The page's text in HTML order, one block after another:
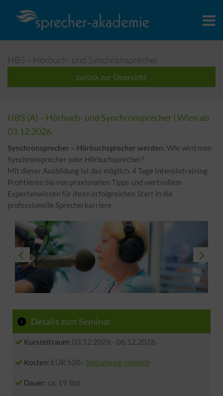
HBS – Hörbuch- und Synchronsprecher
zurück zur Übersicht
HBS (A) – Hörbuch- und Synchronsprecher | Wien ab
03.12.2026
Synchronsprecher – Hörbuchsprecher werden: Wie wird man
Synchronsprecher oder Hörbuchsprecher?
Mit dieser Ausbildung ist das möglich. 4 Tage Intensivtraining.
Profitieren Sie von praxisnahen Tipps und wertvollem
Expertenwissen für Ihren erfolgreichen Start in die
professionelle Sprecherkarriere.
Details zum Seminar
Kurszeitraum: 03.12.2026 - 06.12.2026
Kosten: EUR 520,- Teilzahlung möglich
Dauer: ca. 19 Std.